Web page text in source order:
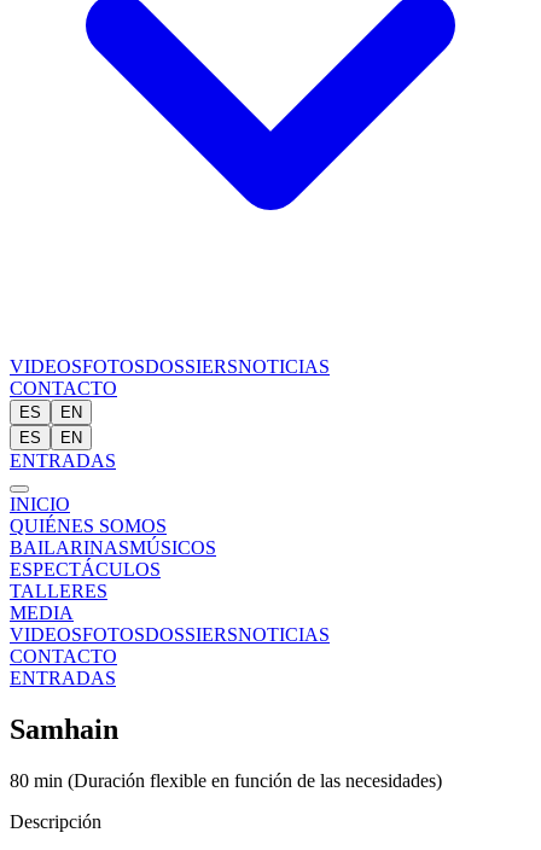
VIDEOSFOTOSDOSSIERSNOTICIAS
CONTACTO
ES
EN
ES
EN
ENTRADAS
INICIO
QUIÉNES SOMOS
BAILARINASMÚSICOS
ESPECTÁCULOS
TALLERES
MEDIA
VIDEOSFOTOSDOSSIERSNOTICIAS
CONTACTO
ENTRADAS
Samhain
80 min (Duración flexible en función de las necesidades)
Descripción